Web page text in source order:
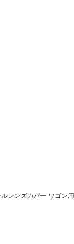
レンズカバー ワゴン用